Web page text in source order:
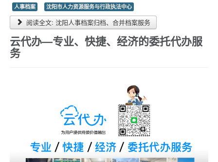
人事档案 沈阳市人力资源服务与行政执法中心
阅读全文: 沈阳人事档案归档、合并档案服务
云代办—专业、快捷、经济的委托代办服
务